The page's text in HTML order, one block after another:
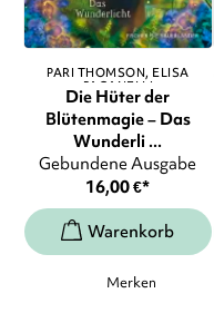
PARI THOMSON ELISA
PAGANELLI
Die Hüter der
Blütenmagie – Das
Wunderli ...
Gebundene Ausgabe
16,00€*
Merken